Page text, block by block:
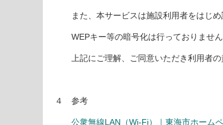
また、本サービスは施設利用者をはじめ
WEPキー等の暗号化は行っておりません
上記にご理解、ご同意いただき利用者の
４ 参考
公衆無線LAN（Wi-Fi）｜東海市ホーム